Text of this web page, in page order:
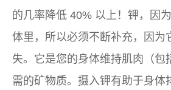
的几率降低 40% 以上！钾，因
体里，所以必须不断补充，因为
失。它是您的身体维持肌肉（包
需的矿物质。摄入钾有助于身体